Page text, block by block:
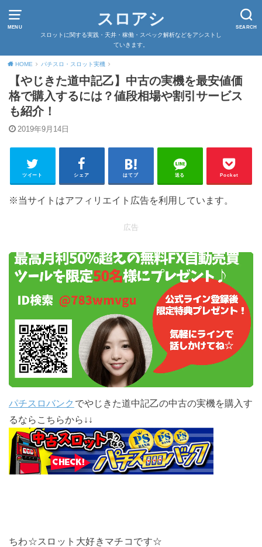
MENU SEARCH
スロアシ
スロットに関する実践・天井・稼働・スペック解析などをアシストし
ていきます。
HOME パチスロ・スロット実機
【やじきた道中記乙】中古の実機を最安値価
格で購入するには？値段相場や割引サービス
も紹介！
2019年9月14日
ツイート シェア はてブ 送る Pocket
※当サイトはアフィリエイト広告を利用しています。
広告
パチスロバンク でやじきた道中記乙の中古の実機を購入す
るならこちらから↓↓
ちわ☆スロット大好きマチコです☆